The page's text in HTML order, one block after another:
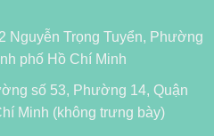
Nguyễn Trọng Tuyển, Phường
phố Hồ Chí Minh
số 53, Phường 14, Quận
Minh (không trưng bày)